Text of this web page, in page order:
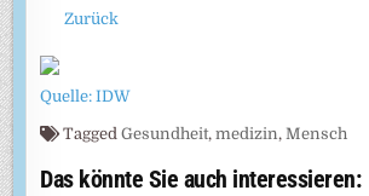
Zurück
Quelle: IDW
TaggedGesundheit,medizin,Mensch
Das könnte Sie auch interessieren: